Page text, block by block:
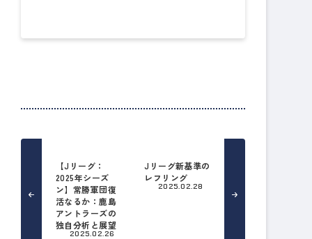
【Jリーグ：
2025年シーズ
ン】常勝軍団復
活なるか：鹿島
アントラーズの
独自分析と展望
2025.02.26
Jリーグ新基準の
レフリング
2025.02.28